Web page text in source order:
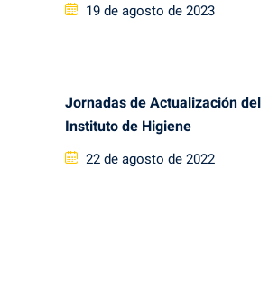
Posted
19 de agosto de 2023
Jornadas de Actualización del
Instituto de Higiene
Posted
22 de agosto de 2022